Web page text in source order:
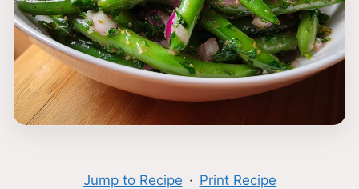
Jump to Recipe · Print Recipe